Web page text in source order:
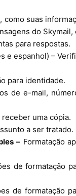
suas
do Skymail,
para respostas.
e espanhol) –
para identidade.
de e-mail,
uma cópia.
a ser tratado.
– Formatação
de formatação
de formatação